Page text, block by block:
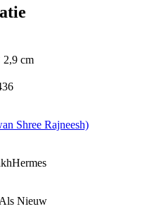
2,9 cm
Shree Rajneesh)
Nieuw